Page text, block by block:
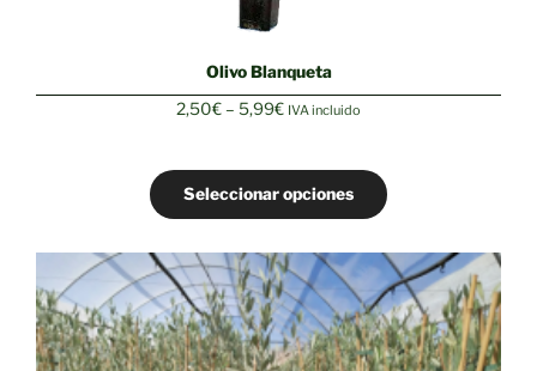
Olivo Blanqueta
2,50€– 5,99€Rango
desde
5,99€
IVA incluido
Seleccionar opciones